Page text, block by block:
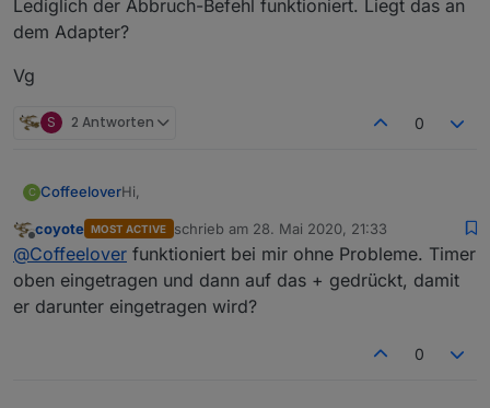
Lediglich der Abbruch-Befehl funktioniert. Liegt das an
dem Adapter?
Vg
S 2 Antworten 0
C CoffeeloverHi,
habe den Adapter gerade via Link von Github
installiert. Nachdem ich die Instanz hinzugefügt
und einen Beispieltimer angelegt habe, kann ich
aber werder auf Speichern noch auf Speichern &
Beenden klicken. Lediglich der Abbruch-Befehl
Vg
Offline
coyote MOST ACTIVE schrieb am 28. Mai 2020, 21:33
zuletzt editiert von
@Coffeelover funktioniert bei mir ohne Probleme. Timer
oben eingetragen und dann auf das + gedrückt, damit
er darunter eingetragen wird?
0